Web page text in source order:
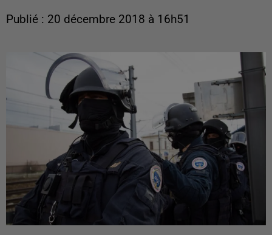
Publié : 20 décembre 2018 à 16h51